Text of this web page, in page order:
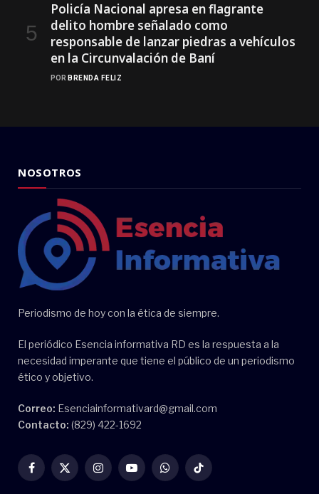
Policía Nacional apresa en flagrante
delito hombre señalado como
responsable de lanzar piedras a vehículos
en la Circunvalación de Baní
POR BRENDA FELIZ
NOSOTROS
Periodismo de hoy con la ética de siempre.
El periódico Esencia informativa RD es la respuesta a la
necesidad imperante que tiene el público de un periodismo
ético y objetivo.
Correo: Esenciainformativard@gmail.com
Contacto: (829) 422-1692
Facebook
X
InstagramYouTubeWhatsAppTikTok